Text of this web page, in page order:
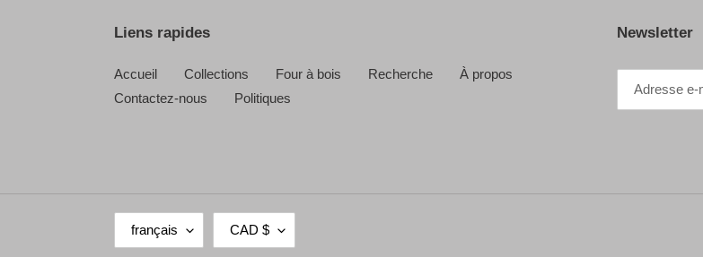
Liens rapides
Accueil Collections Four à bois Recherche
À propos
Contactez-nous
Politiques
Newsletter
A
français
E
CAD $